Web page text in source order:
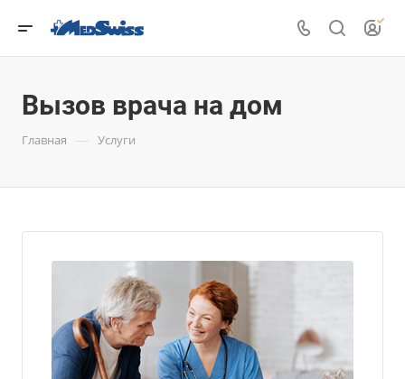
Вызов врача на дом
Главная — Услуги